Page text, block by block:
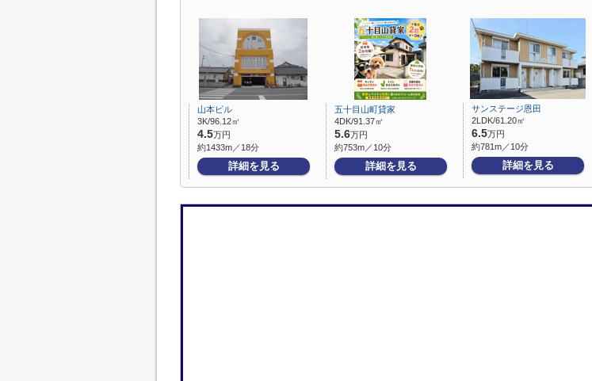
山本ビル
3K/96.12㎡
4.5万円
約1433m／18分
詳細を見る
五十目山町貸家
4DK/91.37㎡
5.6万円
約753m／10分
詳細を見る
サンステージ恩田
2LDK/61.20㎡
6.5万円
約781m／10分
詳細を見る